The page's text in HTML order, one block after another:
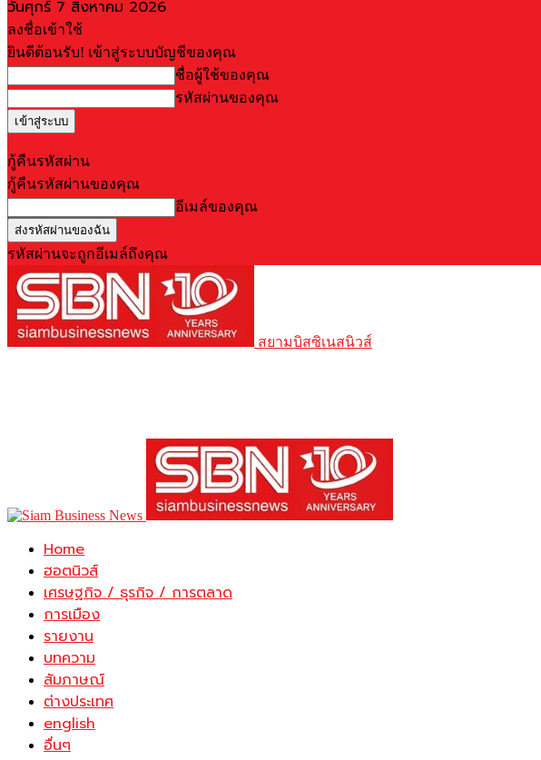
วันศุกร์ 7 สิงหาคม 2026
ลงชื่อเข้าใช้
ยินดีต้อนรับ! เข้าสู่ระบบบัญชีของคุณ
ชื่อผู้ใช้ของคุณ
รหัสผ่านของคุณ
กู้คืนรหัสผ่าน
กู้คืนรหัสผ่านของคุณ
อีเมล์ของคุณ
รหัสผ่านจะถูกอีเมล์ถึงคุณ
สยามบิสซิเนสนิวส์
Home
ฮอตนิวส์
เศรษฐกิจ / ธุรกิจ / การตลาด
การเมือง
รายงาน
บทความ
สัมภาษณ์
ต่างประเทศ
english
อื่นๆ